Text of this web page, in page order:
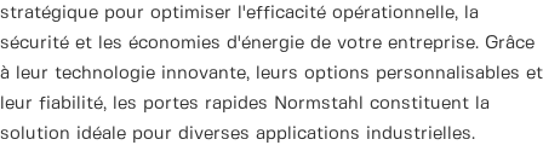
stratégique pour optimiser l'efficacité opérationnelle, la
sécurité et les économies d'énergie de votre entreprise. Grâce
à leur technologie innovante, leurs options personnalisables et
leur fiabilité, les portes rapides Normstahl constituent la
solution idéale pour diverses applications industrielles.